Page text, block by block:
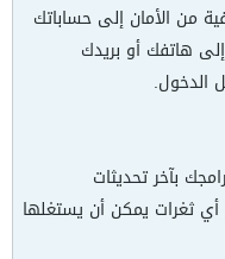
من الأمان إلى حساباتك
هاتفك أو بريدك
الدخول.
بآخر تحديثات
ثغرات يمكن أن يستغلها